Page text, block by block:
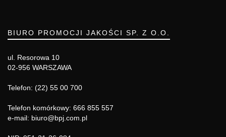
BIURO PROMOCJI JAKOŚCI SP. Z O.O.
ul. Resorowa 10
02-956 WARSZAWA
Telefon: (22) 55 00 700
Telefon komórkowy: 666 855 557
e-mail: biuro@bpj.com.pl